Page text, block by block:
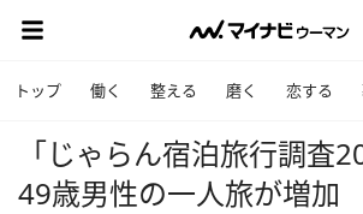
トップ 働く 整える 磨く 恋する
「じゃらん宿泊旅行調査
49歳男性の一人旅が増加